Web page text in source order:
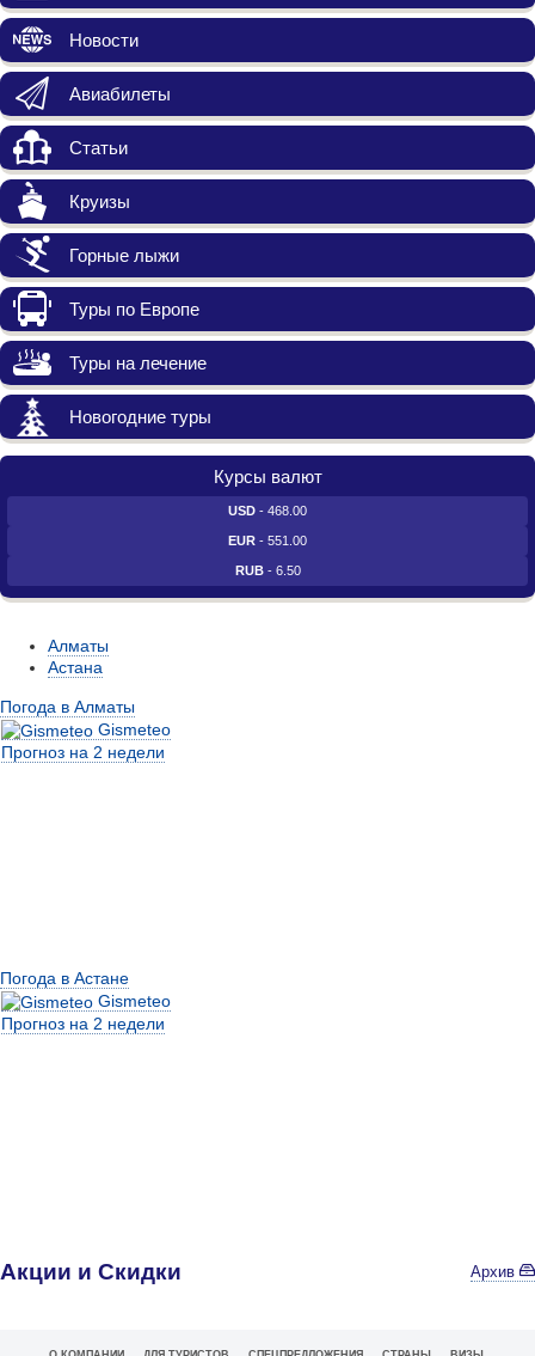
Новости
Авиабилеты
Статьи
Круизы
Горные лыжи
Туры по Европе
Туры на лечение
Новогодние туры
Курсы валют
USD - 468.00
EUR - 551.00
RUB- 6.50
Алматы
Астана
Погода в Алматы
Gismeteo
Прогноз на 2 недели
Погода в Астане
Gismeteo
Прогноз на 2 недели
Акции и Скидки Архив